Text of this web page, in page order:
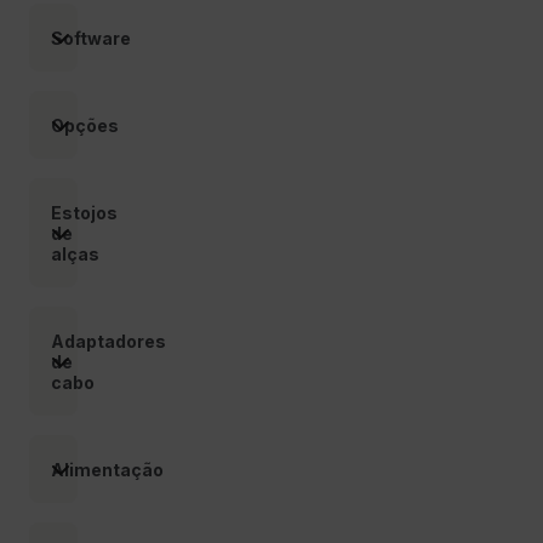
Software
Opções
Estojos
de
alças
Adaptadores
de
cabo
Alimentação